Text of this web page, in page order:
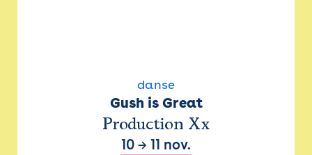
danse
Gush is Great
Production Xx
10 → 11 nov.